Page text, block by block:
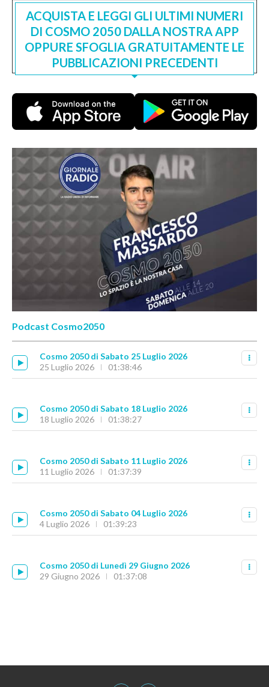
ACQUISTA E LEGGI GLI ULTIMI NUMERI
DI COSMO 2050 DALLA NOSTRA APP
OPPURE SFOGLIA GRATUITAMENTE LE
PUBBLICAZIONI PRECEDENTI
Podcast Cosmo2050
Cosmo 2050 di Sabato 25 Luglio 2026
25 Luglio 2026
01:38:46
Cosmo 2050 di Sabato 18 Luglio 2026
18 Luglio 2026
01:38:27
Cosmo 2050 di Sabato 11 Luglio 2026
11 Luglio 2026
01:37:39
Cosmo 2050 di Sabato 04 Luglio 2026
4 Luglio 2026
01:39:23
Cosmo 2050 di Lunedì 29 Giugno 2026
29 Giugno 2026
01:37:08